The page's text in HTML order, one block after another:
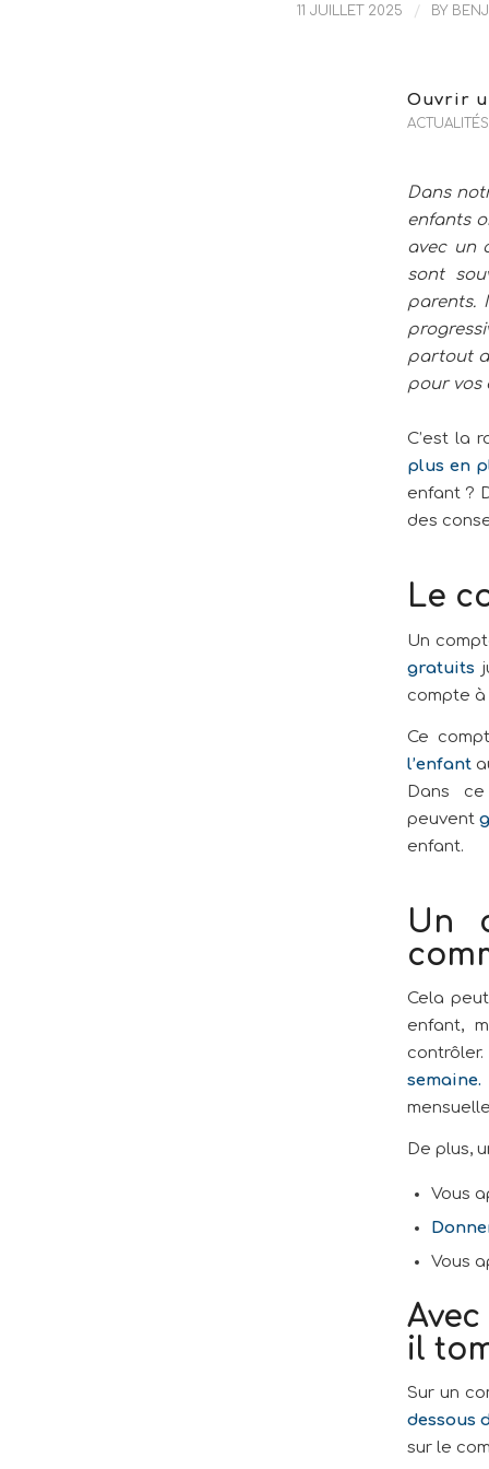
11 JUILLET 2025 / BY
Ouvrir
ACTUALITÉS
Dans
enfants
avec un
sont
parents.
partout
pour vos
C’est la
plus en
enfant ?
des
Le
Un
gratuits
compte
Ce
l’enfant
Dans
peuvent
enfant.
Un
Cela
enfant,
semaine.
De plus,
Vous
Vous
il
Sur un
dessous
sur le